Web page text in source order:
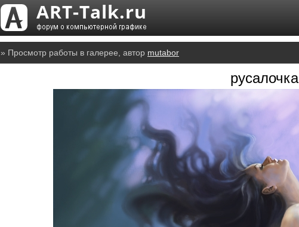
» Просмотр работы в галерее, автор mutabor
русалочка